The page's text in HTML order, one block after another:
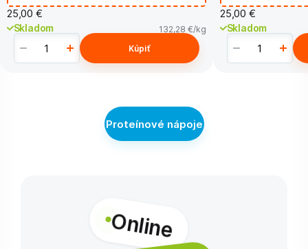
25,00 €
Skladom 132,28 €/kg
Kúpiť
25,00 €
Skladom
Proteínové nápoje
Online